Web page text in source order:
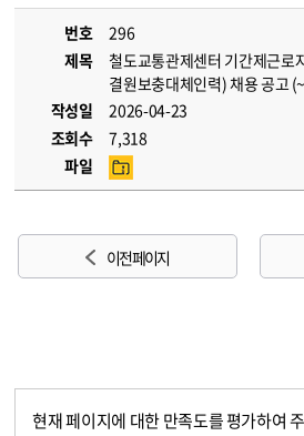
번호
296
제목
철도교통관제센터 기간제근로
결원보충대체인력) 채용 공고
작성일
2026-04-23
조회수
7,318
파일
이전 페이지
현재 페이지에 대한 만족도를 평가하여